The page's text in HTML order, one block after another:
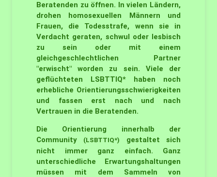
Beratenden zu öffnen. In vielen Ländern,
drohen homosexuellen Männern und
Frauen, die Todesstrafe, wenn sie in
Verdacht geraten, schwul oder lesbisch
zu sein oder mit einem
gleichgeschlechtlichen Partner
"erwischt" worden zu sein. Viele der
geflüchteten LSBTTIQ* haben noch
erhebliche Orientierungsschwierigkeiten
und fassen erst nach und nach
Vertrauen in die Beratenden.
Die Orientierung innerhalb der
Community
(LSBTTIQ*)
gestaltet sich
nicht immer ganz einfach. Ganz
unterschiedliche Erwartungshaltungen
müssen mit dem Sammeln von